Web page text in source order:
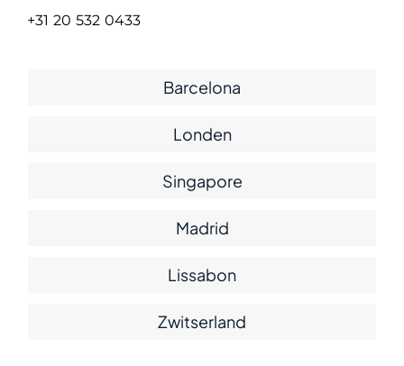
+31 20 532 0433
Barcelona
Londen
Singapore
Madrid
Lissabon
Zwitserland